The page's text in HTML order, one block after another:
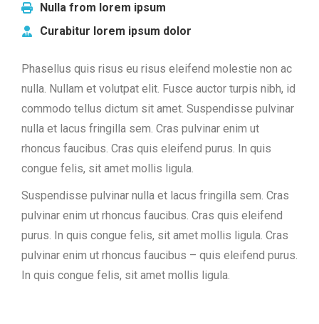
Nulla from lorem ipsum
Curabitur lorem ipsum dolor
Phasellus quis risus eu risus eleifend molestie non ac
nulla. Nullam et volutpat elit. Fusce auctor turpis nibh, id
commodo tellus dictum sit amet. Suspendisse pulvinar
nulla et lacus fringilla sem. Cras pulvinar enim ut
rhoncus faucibus. Cras quis eleifend purus. In quis
congue felis, sit amet mollis ligula.
Suspendisse pulvinar nulla et lacus fringilla sem. Cras
pulvinar enim ut rhoncus faucibus. Cras quis eleifend
purus. In quis congue felis, sit amet mollis ligula. Cras
pulvinar enim ut rhoncus faucibus – quis eleifend purus.
In quis congue felis, sit amet mollis ligula.